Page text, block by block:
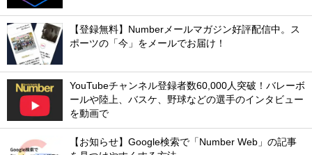
【登録無料】Numberメールマガジン好評配信中。ス
ポーツの「今」をメールでお届け！
YouTubeチャンネル登録者数60,000人突破！バレーボ
ールや陸上、バスケ、野球などの選手のインタビュー
を動画で
【お知らせ】Google検索で「Number Web」の記事